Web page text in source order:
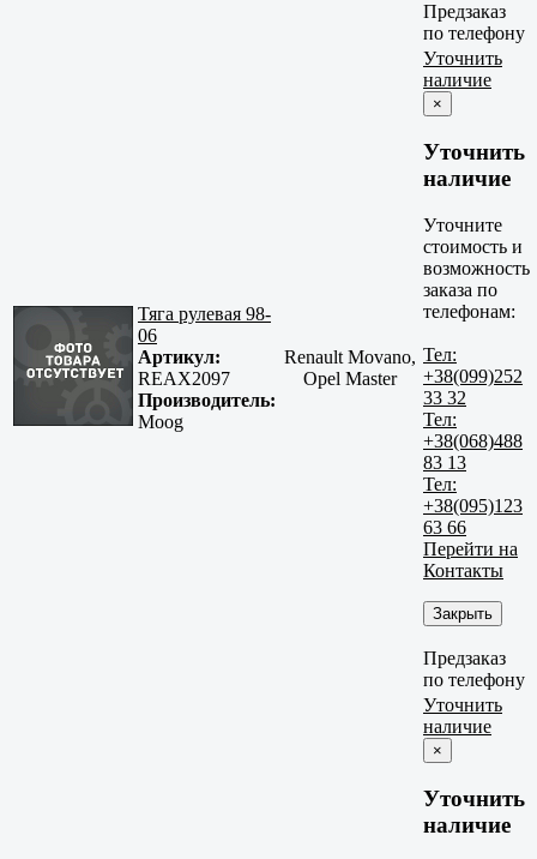
Предзаказ
по телефону
Тяга рулевая 98-
06
Артикул:
REAX2097
Производитель:
Moog
Renault Movano,
Opel Master
Уточнить
наличие
×
Уточнить
наличие
Уточните
стоимость и
возможность
заказа по
телефонам:
Тел:
+38(099)252
33 32
Тел:
+38(068)488
83 13
Тел:
+38(095)123
63 66
Перейти на
Контакты
Закрыть
Предзаказ
по телефону
Уточнить
наличие
×
Уточнить
наличие